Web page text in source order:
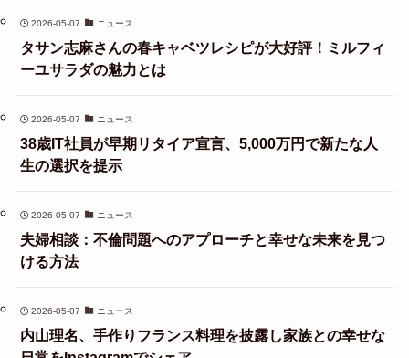
2026-05-07 ニュース
タサン志麻さんの春キャベツレシピが大好評！ミルフィ
ーユサラダの魅力とは
2026-05-07 ニュース
38歳IT社員が早期リタイア宣言、5,000万円で新たな人
生の選択を提示
2026-05-07 ニュース
夫婦相談：不倫問題へのアプローチと幸せな未来を見つ
ける方法
2026-05-07 ニュース
内山理名、手作りフランス料理を披露し家族との幸せな